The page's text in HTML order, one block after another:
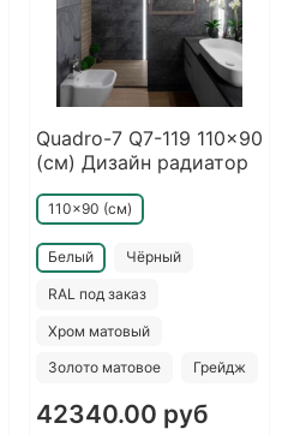
Quadro-7 Q7-119 110x90
(см) Дизайн радиатор
110x90 (см)
Белый Чёрный
RAL под заказ
Хром матовый
Золото матовое Грейдж
42340.00 руб